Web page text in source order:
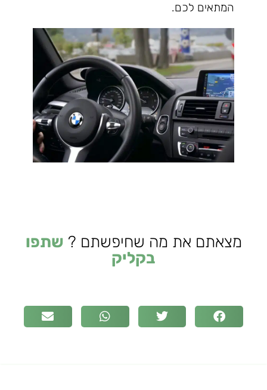
המתאים לכם.
מצאתם את מה שחיפשתם ? שתפו
בקליק